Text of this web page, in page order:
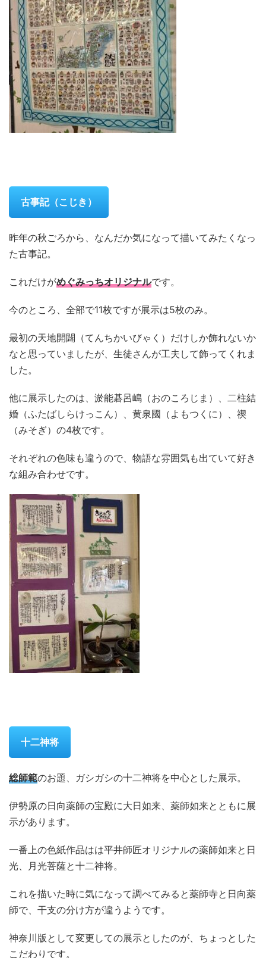
古事記（こじき）
昨年の秋ごろから、なんだか気になって描いてみたくなっ
た古事記。
これだけがめぐみっちオリジナルです。
今のところ、全部で11枚ですが展示は5枚のみ。
最初の天地開闢（てんちかいびゃく）だけしか飾れないか
なと思っていましたが、生徒さんが工夫して飾ってくれま
した。
他に展示したのは、 淤能碁呂嶋 （おのころじま）、二柱結
婚（ふたばしらけっこん）、黄泉國（よもつくに）、禊
（みそぎ）の4枚です。
それぞれの色味も違うので、物語な雰囲気も出ていて好き
な組み合わせです。
十二神将
総師範のお題、ガシガシの十二神将を中心とした展示。
伊勢原の日向薬師の宝殿に大日如来、薬師如来とともに展
示があります。
一番上の色紙作品はは平井師匠オリジナルの薬師如来と日
光、月光菩薩と十二神将。
これを描いた時に気になって調べてみると薬師寺と日向薬
師で、干支の分け方が違うようです。
神奈川版として変更しての展示としたのが、ちょっとした
こだわりです。